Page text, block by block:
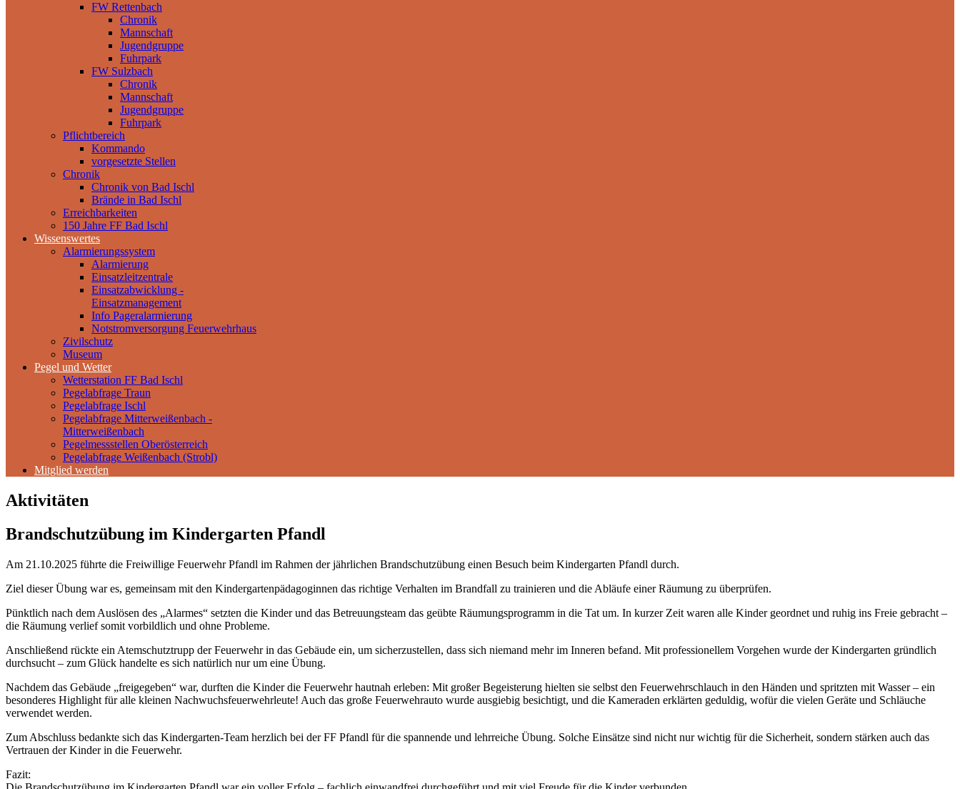
FW Rettenbach
Chronik
Mannschaft
Jugendgruppe
Fuhrpark
FW Sulzbach
Chronik
Mannschaft
Jugendgruppe
Fuhrpark
Pflichtbereich
Kommando
vorgesetzte Stellen
Chronik
Chronik von Bad Ischl
Brände in Bad Ischl
Erreichbarkeiten
150 Jahre FF Bad Ischl
Wissenswertes
Alarmierungssystem
Alarmierung
Einsatzleitzentrale
Einsatzabwicklung -
Einsatzmanagement
Info Pageralarmierung
Notstromversorgung Feuerwehrhaus
Zivilschutz
Museum
Pegel und Wetter
Wetterstation FF Bad Ischl
Pegelabfrage Traun
Pegelabfrage Ischl
Pegelabfrage Mitterweißenbach -
Mitterweißenbach
Pegelmessstellen Oberösterreich
Pegelabfrage Weißenbach (Strobl)
Mitglied werden
Aktivitäten
Brandschutzübung im Kindergarten Pfandl
Am 21.10.2025 führte die Freiwillige Feuerwehr Pfandl im Rahmen der jährlichen Brandschutzübung einen Besuch beim Kindergarten Pfandl durch.
Ziel dieser Übung war es, gemeinsam mit den Kindergartenpädagoginnen das richtige Verhalten im Brandfall zu trainieren und die Abläufe einer Räumung zu überprüfen.
Pünktlich nach dem Auslösen des „Alarmes“ setzten die Kinder und das Betreuungsteam das geübte Räumungsprogramm in die Tat um. In kurzer Zeit waren alle Kinder geordnet und ruhig ins Freie gebracht –
die Räumung verlief somit vorbildlich und ohne Probleme.
Anschließend rückte ein Atemschutztrupp der Feuerwehr in das Gebäude ein, um sicherzustellen, dass sich niemand mehr im Inneren befand. Mit professionellem Vorgehen wurde der Kindergarten gründlich
durchsucht – zum Glück handelte es sich natürlich nur um eine Übung.
Nachdem das Gebäude „freigegeben“ war, durften die Kinder die Feuerwehr hautnah erleben: Mit großer Begeisterung hielten sie selbst den Feuerwehrschlauch in den Händen und spritzten mit Wasser – ein
besonderes Highlight für alle kleinen Nachwuchsfeuerwehrleute! Auch das große Feuerwehrauto wurde ausgiebig besichtigt, und die Kameraden erklärten geduldig, wofür die vielen Geräte und Schläuche
verwendet werden.
Zum Abschluss bedankte sich das Kindergarten-Team herzlich bei der FF Pfandl für die spannende und lehrreiche Übung. Solche Einsätze sind nicht nur wichtig für die Sicherheit, sondern stärken auch das
Vertrauen der Kinder in die Feuerwehr.
Fazit: